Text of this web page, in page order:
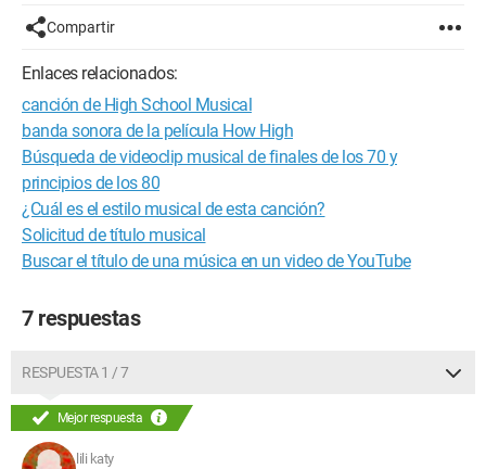
Compartir
Enlaces relacionados:
canción de High School Musical
banda sonora de la película How High
Búsqueda de videoclip musical de finales de los 70 y
principios de los 80
¿Cuál es el estilo musical de esta canción?
Solicitud de título musical
Buscar el título de una música en un video de YouTube
7 respuestas
RESPUESTA 1 / 7
Mejor respuesta
lili katy